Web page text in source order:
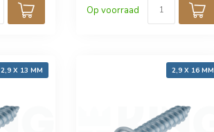
Op voorraad
2,9 X 13 MM 2,9 X 16 MM